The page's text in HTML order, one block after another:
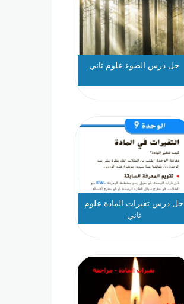
حل درس الضوء علوم ثاني
حل درس تغيرات المادة علوم
ثاني